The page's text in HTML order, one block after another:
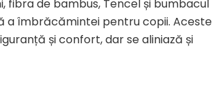
fibra de bambus, Tencel și bumbacul
a îmbrăcămintei pentru copii. Aceste
și confort, dar se aliniază și